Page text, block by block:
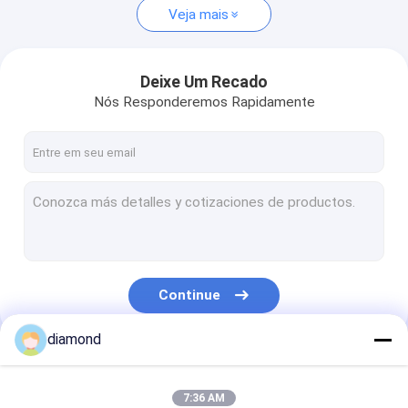
Veja mais
Deixe Um Recado
Nós Responderemos Rapidamente
Continue
Nossas Categorias
diamond
7:36 AM